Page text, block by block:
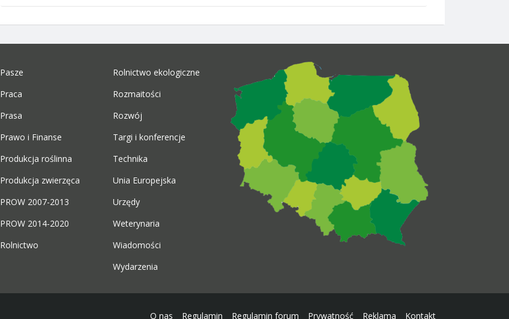
Pasze
Praca
Prasa
Prawo i Finanse
Produkcja roślinna
Produkcja zwierzęca
PROW 2007-2013
PROW 2014-2020
Rolnictwo
Rolnictwo ekologiczne
Rozmaitości
Rozwój
Targi i konferencje
Technika
Unia Europejska
Urzędy
Weterynaria
Wiadomości
Wydarzenia
Kontakt
Reklama
Prywatność
Regulamin forum
Regulamin
O nas